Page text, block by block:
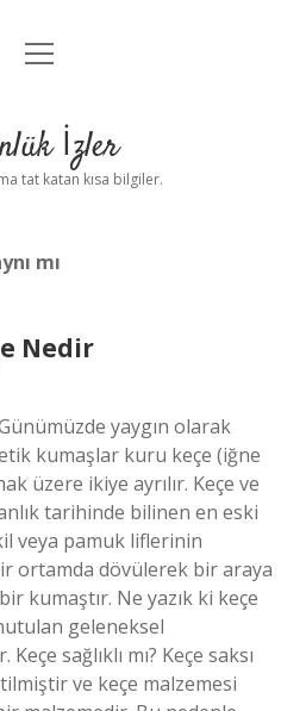
Anasayfa
Uyarı
menüyü
İzler
tat katan kısa bilgiler.
mı
Nedir
yaygın olarak
kumaşlar kuru keçe (iğne
üzere ikiye ayrılır. Keçe ve
tarihinde bilinen en eski
veya pamuk liflerinin
ortamda dövülerek bir araya
kumaştır. Ne yazık ki keçe
geleneksel
sağlıklı mı? Keçe saksı
ve keçe malzemesi